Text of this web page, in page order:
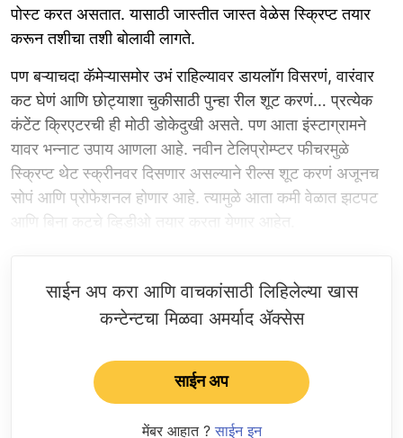
पोस्ट करत असतात. यासाठी जास्तीत जास्त वेळेस स्क्रिप्ट तयार
करून तशीचा तशी बोलावी लागते.
पण बऱ्याचदा कॅमेऱ्यासमोर उभं राहिल्यावर डायलॉग विसरणं, वारंवार
कट घेणं आणि छोट्याशा चुकीसाठी पुन्हा रील शूट करणं… प्रत्येक
कंटेंट क्रिएटरची ही मोठी डोकेदुखी असते. पण आता इंस्टाग्रामने
यावर भन्नाट उपाय आणला आहे. नवीन टेलिप्रोम्प्टर फीचरमुळे
स्क्रिप्ट थेट स्क्रीनवर दिसणार असल्याने रील्स शूट करणं अजूनच
सोपं आणि प्रोफेशनल होणार आहे. त्यामुळे आता कमी वेळात झटपट
आणि बिना कटचे व्हिडीओ तयार करता येणार आहेत.
साईन अप करा आणि वाचकांसाठी लिहिलेल्या खास
कन्टेन्टचा मिळवा अमर्याद ॲक्सेस
साईन अप
मेंबर आहात ? साईन इन